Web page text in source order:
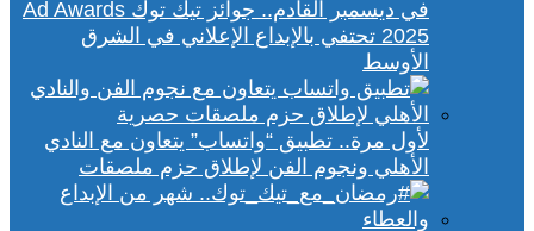
في ديسمبر القادم.. جوائز تيك توك Ad Awards
2025 تحتفي بالإبداع الإعلاني في الشرق
الأوسط
لأول مرة.. تطبيق “واتساب” يتعاون مع النادي
الأهلي ونجوم الفن لإطلاق حزم ملصقات